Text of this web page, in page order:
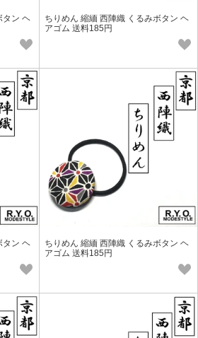
タン ヘ
ちりめん 縮緬 西陣織 くるみボタン ヘ
アゴム 送料185円
タン ヘ
ちりめん 縮緬 西陣織 くるみボタン ヘ
アゴム 送料185円